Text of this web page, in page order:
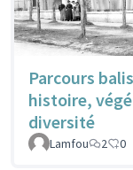
Parcours
histoire,
diversité
Lamfou 2 0